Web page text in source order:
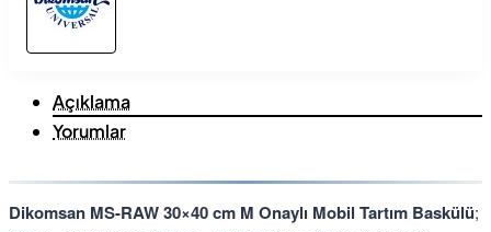
Açıklama
Yorumlar
Dikomsan MS-RAW 30×40 cm M Onaylı Mobil Tartım Baskülü;